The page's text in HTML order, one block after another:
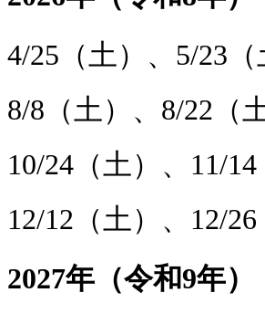
4/25（土）、5/23
8/8（土）、8/22（
10/24（土）、11/
12/12（土）、12/26
2027年（令和9年）